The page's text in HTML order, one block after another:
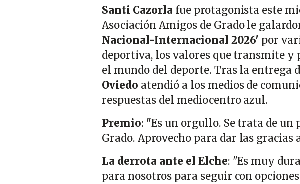
Santi Cazorla fue protagonista este
Asociación Amigos de Grado le
Nacional-Internacional 2026' por
deportiva, los valores que transmite y
el mundo del deporte. Tras la entrega
Oviedo atendió a los medios de
respuestas del mediocentro azul.
Premio: "Es un orgullo. Se trata de
Grado. Aprovecho para dar las gracias
La derrota ante el Elche: "Es muy
para nosotros para seguir con